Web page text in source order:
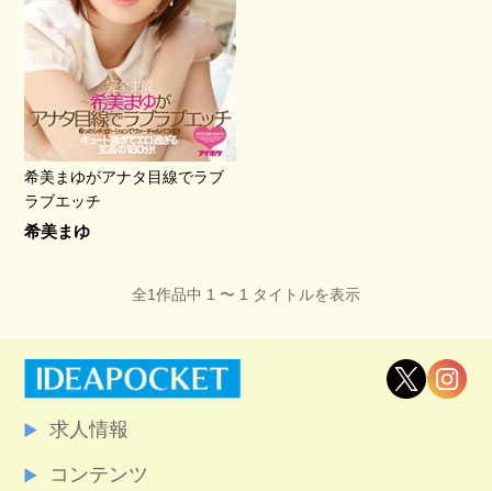
希美まゆがアナタ目線でラブ
ラブエッチ
希美まゆ
全1作品中 1 〜 1 タイトルを表示
求人情報
コンテンツ